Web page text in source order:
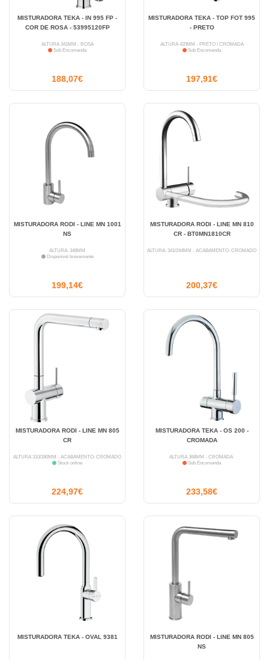
MISTURADORA TEKA - IN 995 FP -
COR DE ROSA - 53995120FP
ALTURA 341MM - ROSA
Sob Encomenda
188,07€
MISTURADORA TEKA - TOP FOT 995
- PRETO
ALTURA 420MM - PRETO / CROMADA
Sob Encomenda
197,91€
MISTURADORA RODI - LINE MN 1001
NS
ALTURA: 348MM
Disponível brevemente
199,14€
MISTURADORA RODI - LINE MN 810
CR - BT0MN1810CR
ALTURA: 341/244MM - ACABAMENTO: CROMADO
200,37€
MISTURADORA RODI - LINE MN 805
CR
ALTURA 310/280MM - ACABAMENTO: CROMADO
Stock online
224,97€
MISTURADORA TEKA - OS 200 -
CROMADA
ALTURA 368MM - CROMADA
Sob Encomenda
233,58€
MISTURADORA TEKA - OVAL 9381
MISTURADORA RODI - LINE MN 805
NS